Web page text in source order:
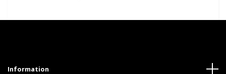
Information